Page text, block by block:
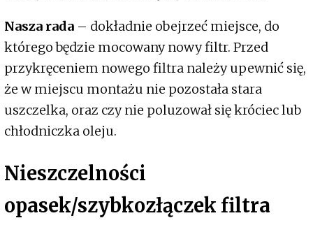
Nasza rada – dokładnie obejrzeć miejsce, do
którego będzie mocowany nowy filtr. Przed
przykręceniem nowego filtra należy upewnić się,
że w miejscu montażu nie pozostała stara
uszczelka, oraz czy nie poluzował się króciec lub
chłodniczka oleju.
Nieszczelności
opasek/szybkozłączek filtra